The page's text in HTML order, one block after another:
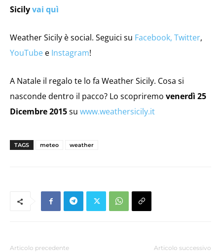
Sicilyvai quì
Weather Sicily è social. Seguici su Facebook, Twitter,
YouTube e Instagram!
A Natale‬ il regalo te lo fa Weather Sicily. Cosa si
nasconde dentro il pacco? Lo scopriremo venerdì 25
Dicembre 2015su www.weathersicily.it
TAGS meteo weather
Articolo precedente Articolo successivo